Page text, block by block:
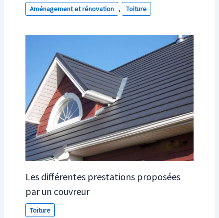
Aménagement et rénovation , Toiture
Les différentes prestations proposées
par un couvreur
Toiture